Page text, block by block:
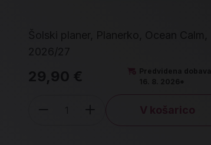
Šolski planer, Planerko, Ocean Calm,
2026/27
29,90 €
Predvidena dobava:
16. 8. 2026*
Količina
V košarico